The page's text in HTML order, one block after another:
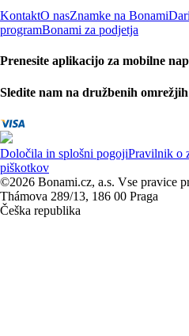
KontaktO nasZnamke na Bonami
programBonami za podjetja
Prenesite aplikacijo za mobilne
Sledite nam na družbenih omrežjih
Določila in splošni pogojiPravilnik o
piškotkov
©2026 Bonami.cz, a.s. Vse pravice
Thámova 289/13, 186 00 Praga
Češka republika